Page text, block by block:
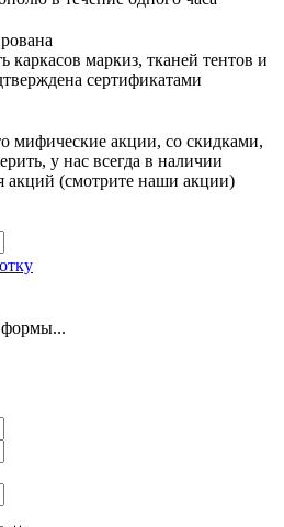
каркасов маркиз, тканей тентов и
сертификатами
мифические акции, со скидками,
у нас всегда в наличии
акций (смотрите наши акции)
формы...